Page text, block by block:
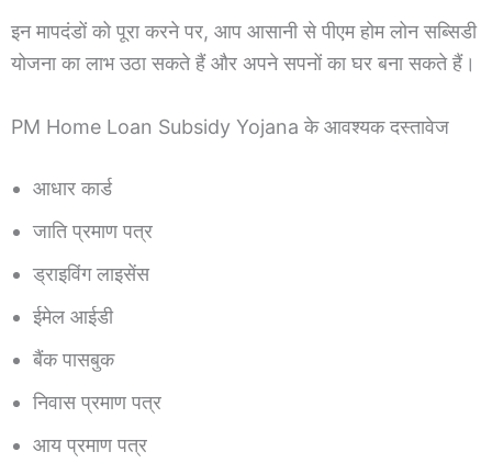
इन मापदंडों को पूरा करने पर, आप आसानी से पीएम होम लोन सब्सिडी
योजना का लाभ उठा सकते हैं और अपने सपनों का घर बना सकते हैं।
PM Home Loan Subsidy Yojana के आवश्यक दस्तावेज
आधार कार्ड
जाति प्रमाण पत्र
ड्राइविंग लाइसेंस
ईमेल आईडी
बैंक पासबुक
निवास प्रमाण पत्र
आय प्रमाण पत्र